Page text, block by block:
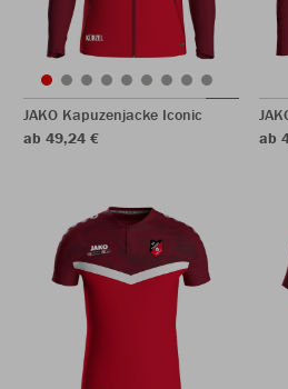
JAKO Kapuzenjacke Iconic
ab 49,24 €
ab